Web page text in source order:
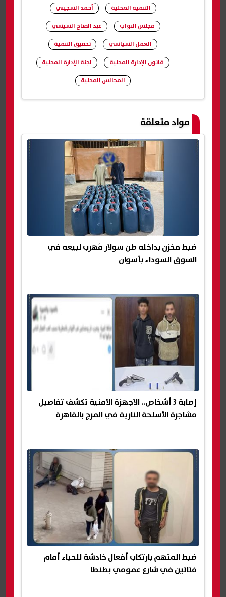
التنمية المحلية
أحمد السجيني
مجلس النواب
عبد الفتاح السيسي
العمل السياسي
تحقيق التنمية
قانون الإدارة المحلية
لجنة الإدارة المحلية
المجالس المحلية
مواد متعلقة
ضبط مخزن بداخله طن سولار مُهرب لبيعه في
السوق السوداء بأسوان
إصابة 3 أشخاص.. الأجهزة الأمنية تكشف تفاصيل
مشاجرة الأسلحة النارية في المرج بالقاهرة
ضبط المتهم بارتكاب أفعال خادشة للحياء أمام
فتاتين في شارع عمومي بطنطا